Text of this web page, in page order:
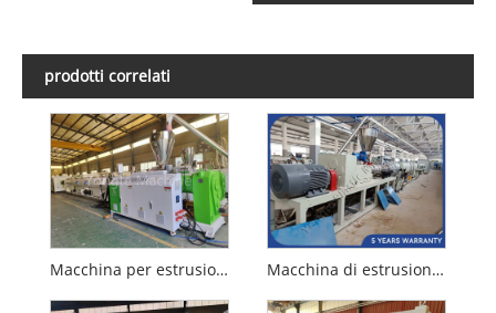
prodotti correlati
Macchina per estrusione di tubi in PVC Yongte Macchina di estrusione del tubo in PVC 160-315 mm